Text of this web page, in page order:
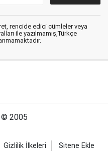
rencide edici cümleler veya
ile yazılmamış,Türkçe
© 2005
Gizlilik İlkeleri Sitene Ekle